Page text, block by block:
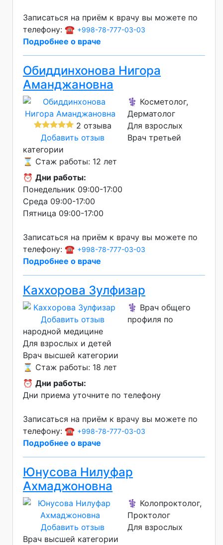
Записаться на приём к врачу вы можете по
телефону: ☎️ +998-78-777-03-03
Подробнее о враче
Обиддинхонова Нигора
Аманджановна
2 отзыва
Добавить отзыв
⚕️ Косметолог,
Дерматолог
Для взрослых
Врач третьей
категории
⌛ Стаж работы: 12 лет
⏰ Дни работы:
Понедельник 09:00-17:00
Среда 09:00-17:00
Пятница 09:00-17:00
Записаться на приём к врачу вы можете по
телефону: ☎️ +998-78-777-03-03
Подробнее о враче
Каххорова Зулфизар
Добавить отзыв
⚕️ Врач общего
профиля по
народной медицине
Для взрослых и детей
Врач высшей категории
⌛ Стаж работы: 18 лет
⏰ Дни работы:
Дни приема уточните по телефону
Записаться на приём к врачу вы можете по
телефону: ☎️ +998-78-777-03-03
Подробнее о враче
Юнусова Нилуфар
Ахмаджоновна
Добавить отзыв
⚕️ Колопроктолог,
Проктолог
Для взрослых
Врач высшей категории